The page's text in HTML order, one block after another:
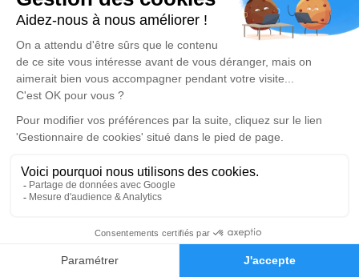
Faire-part Hommages
poèmes ou des textes. Cet endroit est un lieu
d'expression dédié à honorer la mémoire de Thierry
FERRIE.
Un service de plantation d’arbre hommage est
disponible ici.
Je rends hommage
Cérémonie civile
Crématorium de Perpignan
699, rue Louis Mouillard